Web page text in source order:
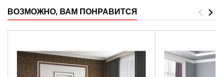
ВОЗМОЖНО, ВАМ ПОНРАВИТСЯ >
<